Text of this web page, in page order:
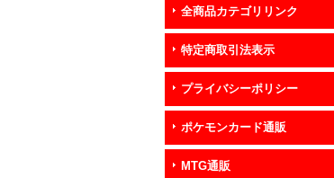
全商品カテゴリリンク
特定商取引法表示
プライバシーポリシー
ポケモンカード通販
MTG通販